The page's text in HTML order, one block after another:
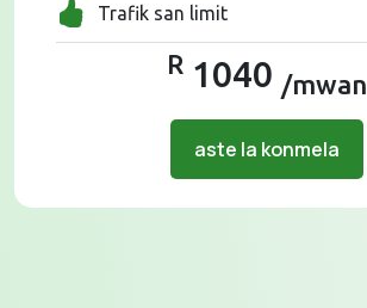
Trafik san limit
R 1040 /mwan
aste la konmela